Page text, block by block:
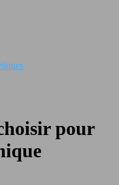
pour